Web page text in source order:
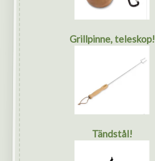
Grillpinne, teleskop!
Tändstål!